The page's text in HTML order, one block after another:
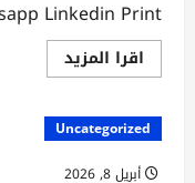
Linkedin Print
اقرا المزيداقرأ
المزيد
الإعلام
الموحد
للمعارضة
العراقية
Uncategorized
أبريل 8, 2026